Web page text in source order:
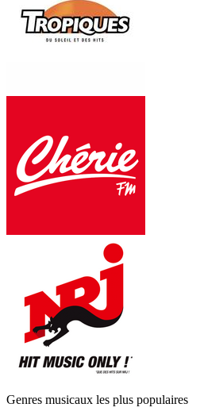
Genres musicaux les plus populaires